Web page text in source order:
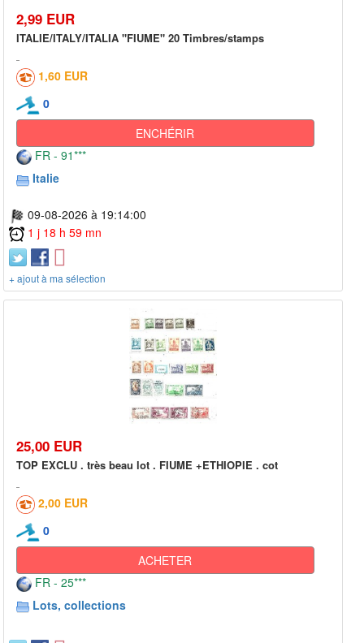
2,99 EUR
ITALIE/ITALY/ITALIA "FIUME" 20 Timbres/stamps
1,60 EUR
0
ENCHÉRIR
FR - 91***
Italie
09-08-2026 à 19:14:00
1 j 18 h 59 mn
+ ajout à ma sélection
25,00 EUR
TOP EXCLU . très beau lot . FIUME +ETHIOPIE . cot
2,00 EUR
0
ACHETER
FR - 25***
Lots, collections